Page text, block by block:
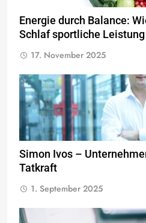
Energie durch Balance:
Schlaf sportliche
17. November 2025
Simon Ivos –
Tatkraft
1. September 2025